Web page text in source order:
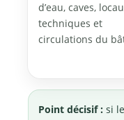
d’eau, caves,
techniques et
circulations du
Point décisif : si